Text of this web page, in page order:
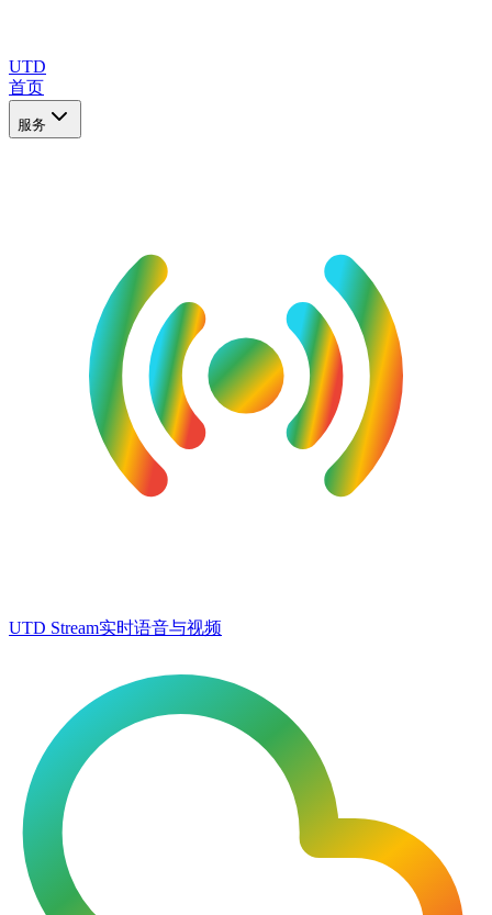
UTD
首页
服务
UTD Stream实时语音与视频